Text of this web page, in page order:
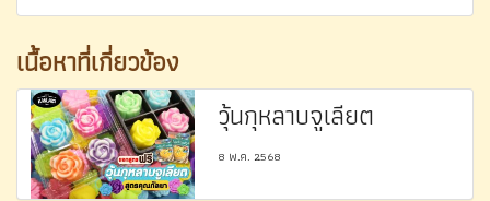
เนื้อหาที่เกี่ยวข้อง
วุ้นกุหลาบจูเลียต
8 พ.ค. 2568